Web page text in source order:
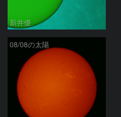
新井優
08/08の太陽